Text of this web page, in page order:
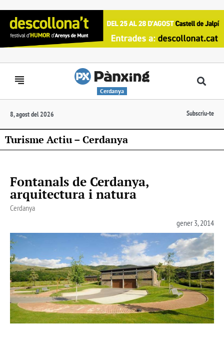
Cerdanya
8, agost del 2026 Subscriu-te
Turisme Actiu – Cerdanya
Fontanals de Cerdanya,
arquitectura i natura
Cerdanya
gener 3, 2014